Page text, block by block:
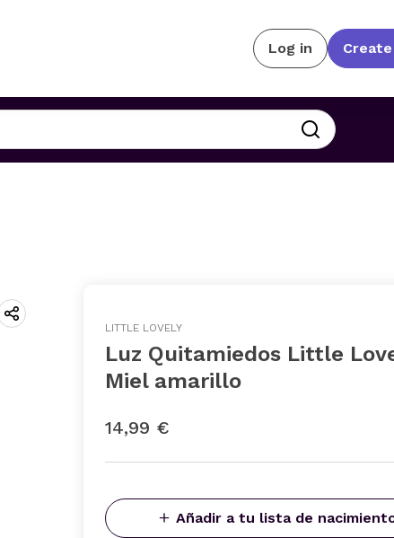
Log in
LITTLE LOVELY
Luz Quitamiedos Little
Miel amarillo
14,99 €
Añadir a tu lista de